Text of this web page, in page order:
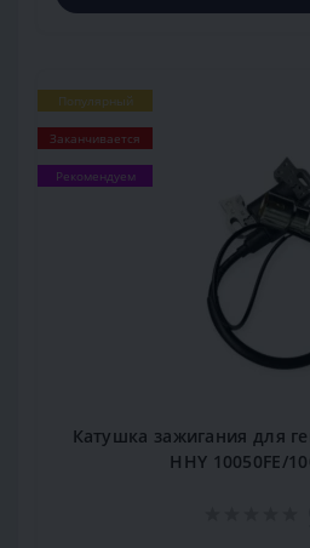
Популярный
Заканчивается
Рекомендуем
Катушка зажигания для
HHY 10050FE/